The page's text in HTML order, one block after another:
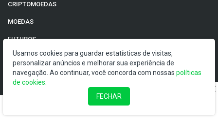
CRIPTOMOEDAS
MOEDAS
FUTUROS
ADRS
ETFS
Usamos cookies para guardar estatísticas de visitas,
personalizar anúncios e melhorar sua experiência de
navegação. Ao continuar, você concorda com nossas políticas
de cookies
FECHAR